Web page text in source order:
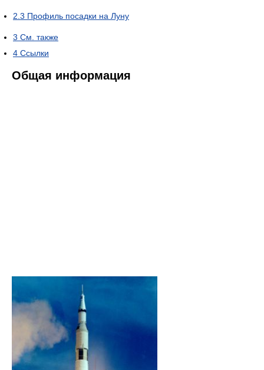
2.3 Профиль посадки на Луну
3 См. также
4 Ссылки
Общая информация